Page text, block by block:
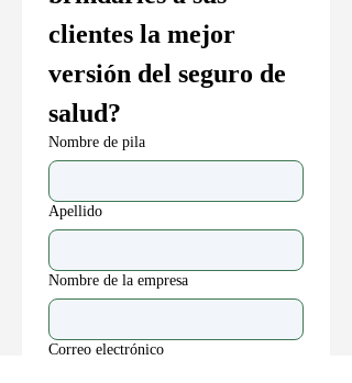
clientes la mejor
versión del seguro de
salud?
Nombre de pila
Apellido
Nombre de la empresa
Correo electrónico